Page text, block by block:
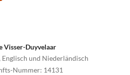
Visser-Duyvelaar
Englisch und Niederländisch
Nummer: 14131